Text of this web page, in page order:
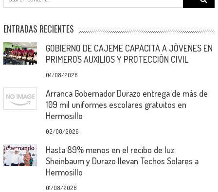
for:
ENTRADAS RECIENTES
GOBIERNO DE CAJEME CAPACITA A JÓVENES EN
PRIMEROS AUXILIOS Y PROTECCIÓN CIVIL
04/08/2026
Arranca Gobernador Durazo entrega de más de
109 mil uniformes escolares gratuitos en
Hermosillo
02/08/2026
Hasta 89% menos en el recibo de luz:
Sheinbaum y Durazo llevan Techos Solares a
Hermosillo
01/08/2026